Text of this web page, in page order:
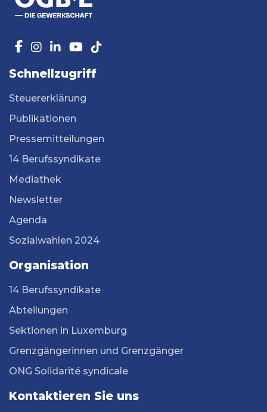
Schnellzugriff
Steuererklärung
Publikationen
Pressemitteilungen
14 Berufssyndikate
Mediathek
Newsletter
Agenda
Sozialwahlen 2024
Organisation
14 Berufssyndikate
Abteilungen
Sektionen in Luxemburg
Grenzgängerinnen und Grenzgänger
ONG Solidarité syndicale
Kontaktieren Sie uns